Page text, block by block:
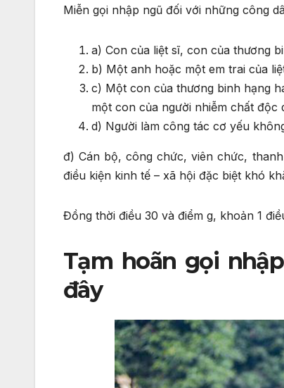
Miễn gọi nhập ngũ đối với những công
a) Con của liệt sĩ, con của thương
b) Một anh hoặc một em trai của
c) Một con của thương binh hạng
một con của người nhiễm chất độc
d) Người làm công tác cơ yếu
đ) Cán bộ, công chức, viên chức,
điều kiện kinh tế – xã hội đặc biệt khó
Đồng thời điều 30 và điểm g, khoản 1
Tạm hoãn gọi
đây